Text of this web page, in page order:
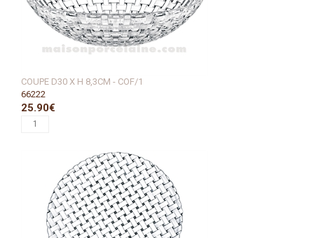
COUPE D30 X H 8,3CM - COF/1
66222
25.90€